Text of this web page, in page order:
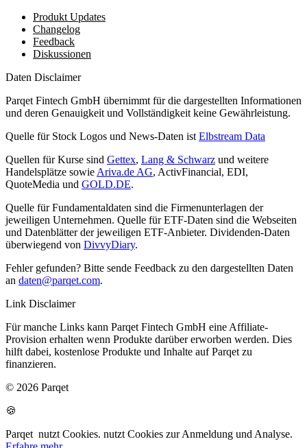
Produkt Updates
Changelog
Feedback
Diskussionen
Daten Disclaimer
Parqet Fintech GmbH übernimmt für die dargestellten Informationen
und deren Genauigkeit und Vollständigkeit keine Gewährleistung.
Quelle für Stock Logos und News-Daten ist Elbstream Data
Quellen für Kurse sind Gettex, Lang & Schwarz und weitere
Handelsplätze sowie Ariva.de AG, ActivFinancial, EDI,
QuoteMedia und GOLD.DE.
Quelle für Fundamentaldaten sind die Firmenunterlagen der
jeweiligen Unternehmen. Quelle für ETF-Daten sind die Webseiten
und Datenblätter der jeweiligen ETF-Anbieter. Dividenden-Daten
überwiegend von DivvyDiary.
Fehler gefunden? Bitte sende Feedback zu den dargestellten Daten
an daten@parqet.com.
Link Disclaimer
Für manche Links kann Parqet Fintech GmbH eine Affiliate-
Provision erhalten wenn Produkte darüber erworben werden. Dies
hilft dabei, kostenlose Produkte und Inhalte auf Parqet zu
finanzieren.
© 2026 Parqet
🍪
Parqet nutzt Cookies. nutzt Cookies zur Anmeldung und Analyse.